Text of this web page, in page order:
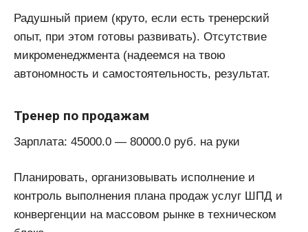
Радушный прием (круто, если есть тренерский
опыт, при этом готовы развивать). Отсутствие
микроменеджмента (надеемся на твою
автономность и самостоятельность, результат.
Тренер по продажам
Зарплата: 45000.0 — 80000.0 руб. на руки
Планировать, организовывать исполнение и
контроль выполнения плана продаж услуг ШПД и
конвергенции на массовом рынке в техническом